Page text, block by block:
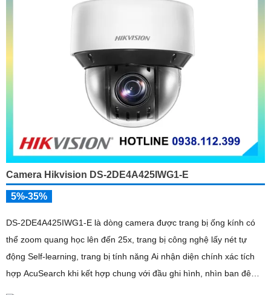
Camera Hikvision DS-2DE4A425IWG1-E
5%-35%
DS-2DE4A425IWG1-E là dòng camera được trang bị ống kính có
thể zoom quang học lên đến 25x, trang bị công nghệ lấy nét tự
động Self-learning, trang bị tính năng Ai nhận diện chính xác tích
hợp AcuSearch khi kết hợp chung với đầu ghi hình, nhìn ban đêm